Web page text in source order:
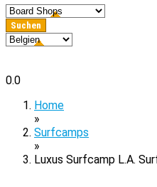
0.0
Home
»
Surfcamps
»
Luxus Surfcamp L.A.